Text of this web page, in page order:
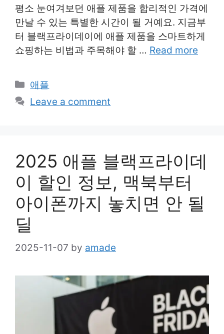
평소 눈여겨보던 애플 제품을 합리적인 가격에
만날 수 있는 특별한 시간이 될 거예요. 지금부
터 블랙프라이데이에 애플 제품을 스마트하게
쇼핑하는 비법과 주목해야 할 … Read more
Categories
애플
Leave a comment
2025 애플 블랙프라이데
이 할인 정보, 맥북부터
아이폰까지 놓치면 안 될
딜
2025-11-07 by amade